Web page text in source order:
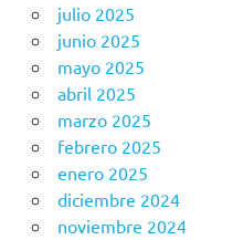
julio 2025
junio 2025
mayo 2025
abril 2025
marzo 2025
febrero 2025
enero 2025
diciembre 2024
noviembre 2024